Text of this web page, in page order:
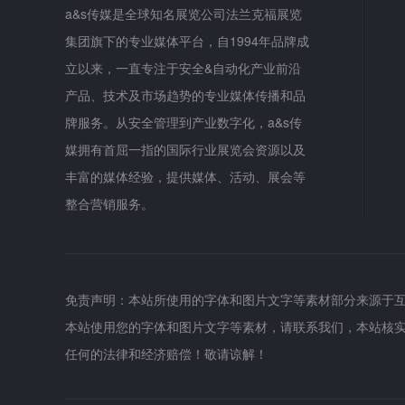
a&s传媒是全球知名展览公司法兰克福展览
集团旗下的专业媒体平台，自1994年品牌成
立以来，一直专注于安全&自动化产业前沿
产品、技术及市场趋势的专业媒体传播和品
牌服务。从安全管理到产业数字化，a&s传
媒拥有首屈一指的国际行业展览会资源以及
丰富的媒体经验，提供媒体、活动、展会等
整合营销服务。
免责声明：本站所使用的字体和图片文字等素材部分来源
本站使用您的字体和图片文字等素材，请联系我们，本站
任何的法律和经济赔偿！敬请谅解！